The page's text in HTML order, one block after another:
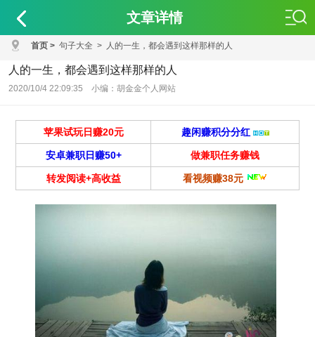
文章详情
首页 > 句子大全 > 人的一生，都会遇到这样那样的人
人的一生，都会遇到这样那样的人
2020/10/4 22:09:35 小编：胡金金个人网站
苹果试玩日赚20元 趣闲赚积分分红
安卓兼职日赚50+ 做兼职任务赚钱
转发阅读+高收益 看视频赚38元